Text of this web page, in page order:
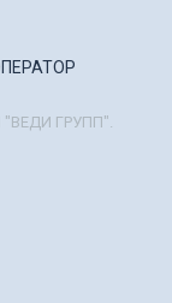
ГРУПП".